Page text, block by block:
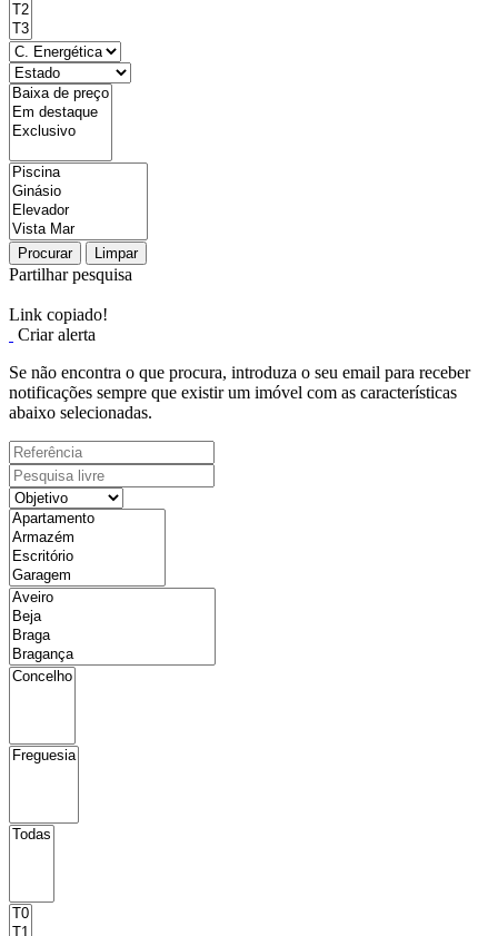
Procurar Limpar
Partilhar pesquisa
Link copiado!
Criar alerta
Se não encontra o que procura, introduza o seu email para receber
notificações sempre que existir um imóvel com as características
abaixo selecionadas.